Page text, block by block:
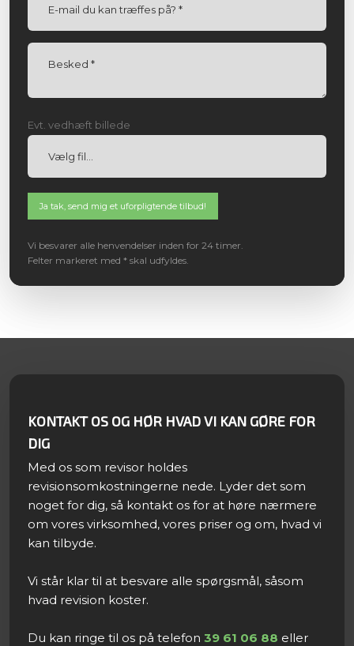
Evt. vedhæft billede
Vi besvarer alle henvendelser inden for 24 timer.
Felter markeret med * skal udfyldes.​
KONTAKT OS OG HØR HVAD VI KAN GØRE FOR
DIG
Med os som revisor holdes
revisionsomkostningerne nede. Lyder det som
noget for dig, så kontakt os for at høre nærmere
om vores virksomhed, vores priser og om, hvad vi
kan tilbyde.
Vi står klar til at besvare alle spørgsmål, såsom
hvad revision koster.
Du kan ringe til os på telefon 39 61 06 88 eller